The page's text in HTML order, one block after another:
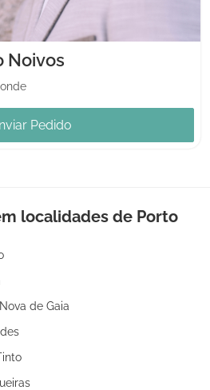
Noivos
Pedido
localidades de Porto
de Gaia